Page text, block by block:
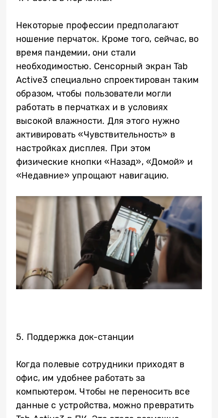
Некоторые профессии предполагают
ношение перчаток. Кроме того, сейчас, во
время пандемии, они стали
необходимостью. Сенсорный экран Tab
Active3 специально спроектирован таким
образом, чтобы пользователи могли
работать в перчатках и в условиях
высокой влажности. Для этого нужно
активировать «Чувствительность» в
настройках дисплея. При этом
физические кнопки «Назад», «Домой» и
«Недавние» упрощают навигацию.
5. Поддержка док-станции
Когда полевые сотрудники приходят в
офис, им удобнее работать за
компьютером. Чтобы не переносить все
данные с устройства, можно превратить